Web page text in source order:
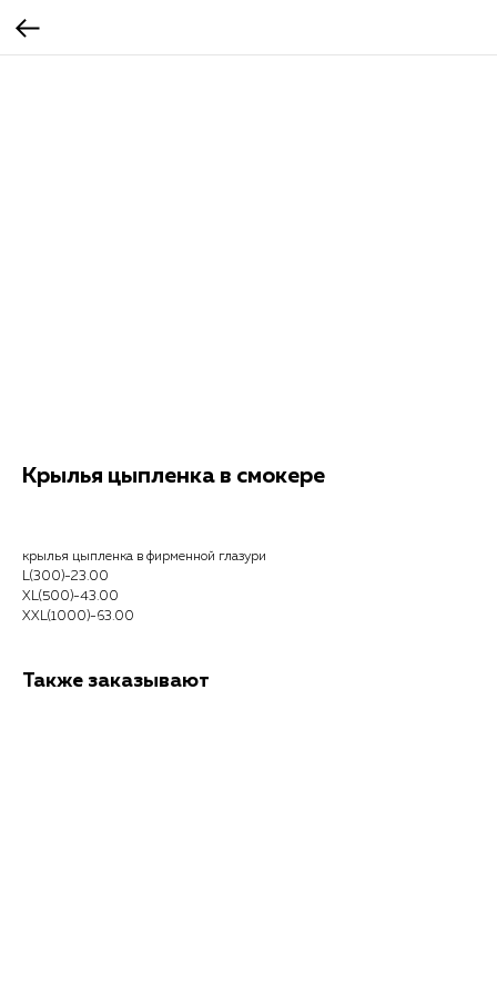
Крылья цыпленка в смокере
крылья цыпленка в фирменной глазури
L(300)-23.00
XL(500)-43.00
XXL(1000)-63.00
Также заказывают